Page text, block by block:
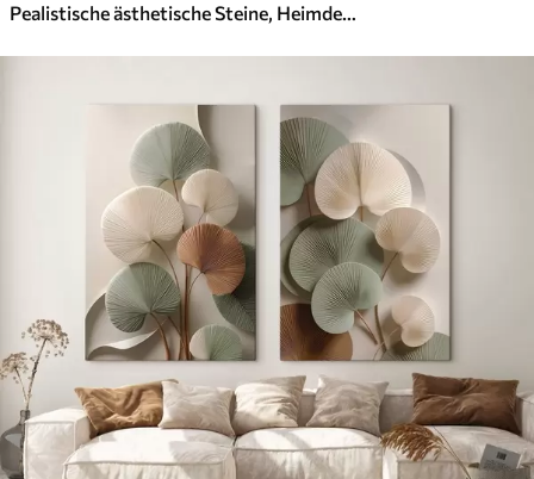
Pealistische ästhetische Steine, Heimdekoration, natürliche Beleuchtung